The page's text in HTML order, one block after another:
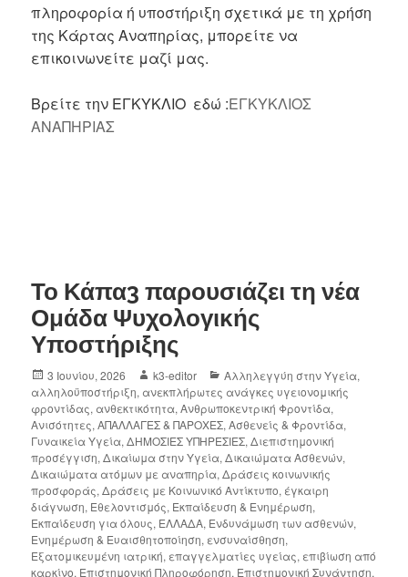
πληροφορία ή υποστήριξη σχετικά με τη χρήση
της Κάρτας Αναπηρίας, μπορείτε να
επικοινωνείτε μαζί μας.
Βρείτε την ΕΓΚΥΚΛΙΟ εδώ :ΕΓΚΥΚΛΙΟΣ
ΑΝΑΠΗΡΙΑΣ
Το Κάπα3 παρουσιάζει τη νέα
Ομάδα Ψυχολογικής
Υποστήριξης
3 Ιουνίου, 2026 k3-editor Αλληλεγγύη στην Υγεία,
αλληλοϋποστήριξη, ανεκπλήρωτες ανάγκες υγειονομικής
φροντίδας, ανθεκτικότητα,Ανθρωποκεντρική Φροντίδα,
Ανισότητες,ΑΠΑΛΛΑΓΕΣ & ΠΑΡΟΧΕΣ,Ασθενείς & Φροντίδα,
Γυναικεία Υγεία,ΔΗΜΟΣΙΕΣ ΥΠΗΡΕΣΙΕΣ,Διεπιστημονική
προσέγγιση,Δικαίωμα στην Υγεία,Δικαιώματα Ασθενών,
Δικαιώματα ατόμων με αναπηρία,Δράσεις κοινωνικής
προσφοράς,Δράσεις με Κοινωνικό Αντίκτυπο, έγκαιρη
διάγνωση, Εθελοντισμός, Εκπαίδευση & Ενημέρωση,
Εκπαίδευση για όλους, ΕΛΛΑΔΑ, Ενδυνάμωση των ασθενών,
Ενημέρωση & Ευαισθητοποίηση, ενσυναίσθηση,
Εξατομικευμένη ιατρική, επαγγελματίες υγείας, επιβίωση από
καρκίνο, Επιστημονική Πληροφόρηση, Επιστημονική Συνάντηση,